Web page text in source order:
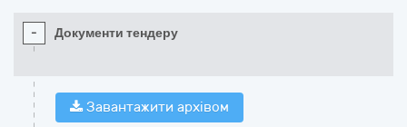
- Документи тендеру
Завантажити архівом